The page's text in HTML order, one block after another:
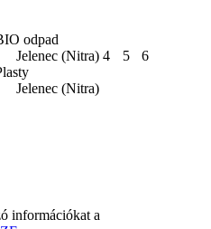
odpad
Jelenec (Nitra)
Jelenec (Nitra)
4 5 6
információkat a